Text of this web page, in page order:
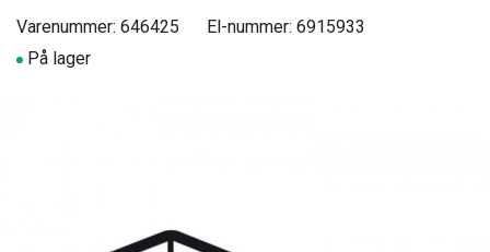
Varenummer: 646425
El-nummer: 6915933
På lager